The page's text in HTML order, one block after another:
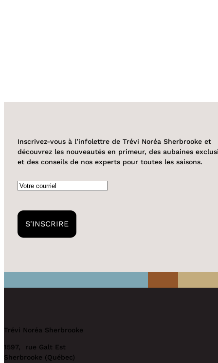
Inscrivez-vous à l’infolettre de Trévi Noréa Sherbrooke et
découvrez les nouveautés en primeur, des aubaines
et des conseils de nos experts pour toutes les saisons.
Courriel
Trévi Noréa Sherbrooke
1597, rue Galt Est
Sherbrooke (Québec)